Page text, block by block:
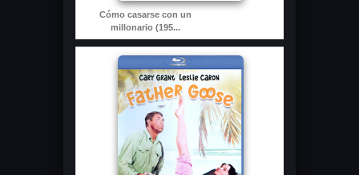
Cómo casarse con un
millonario (195...